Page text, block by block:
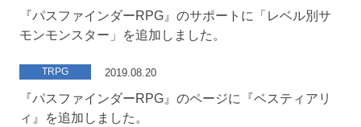
『パスファインダーRPG』のサポートに「レベル別サ
モンモンスター」を追加しました。
TRPG 2019.08.20
『パスファインダーRPG』のページに『ベスティアリ
ィ』を追加しました。